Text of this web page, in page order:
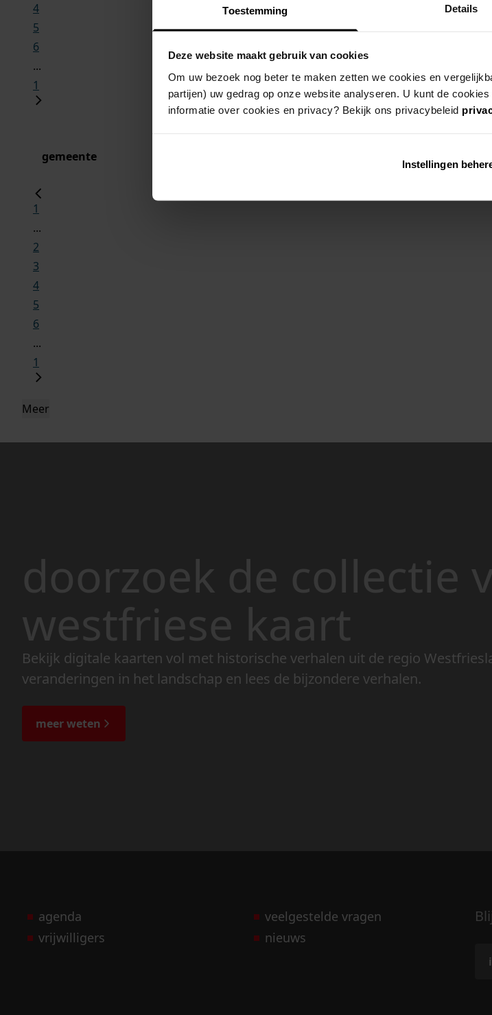
Toestemming Details
Deze website maakt gebruik van cookies
Om uw bezoek nog beter te maken zetten we cookies en
partijen) uw gedrag op onze website analyseren. U kunt de
informatie over cookies en privacy? Bekijk ons privacybeleid
Instellingen
4
5
6
...
1
gemeente
1
...
2
3
4
5
6
...
1
Meer
doorzoek de collectie
westfriese kaart
Bekijk digitale kaarten vol met historische verhalen uit de regio
veranderingen in het landschap en lees de bijzondere verhalen.
meer weten
agenda
vrijwilligers
veelgestelde vragen
nieuws